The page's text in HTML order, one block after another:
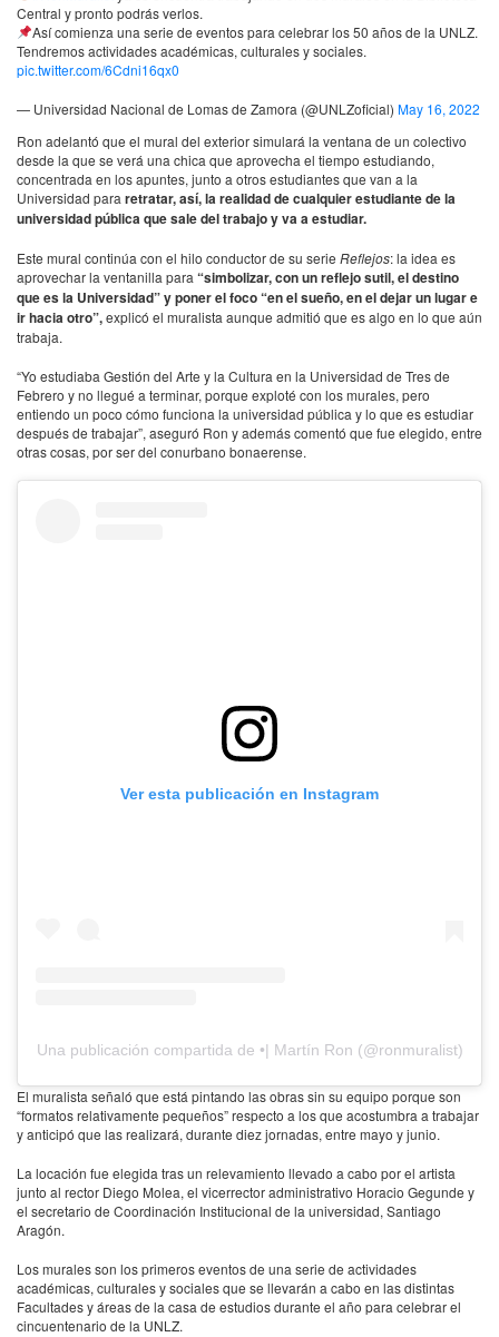
Central y pronto podrás verlos.
Así comienza una serie de eventos para celebrar los 50 años de la UNLZ.
Tendremos actividades académicas, culturales y sociales.
pic.twitter.com/6Cdni16qx0
— Universidad Nacional de Lomas de Zamora (@UNLZoficial) May 16, 2022
Ron adelantó que el mural del exterior simulará la ventana de un colectivo
desde la que se verá una chica que aprovecha el tiempo estudiando,
concentrada en los apuntes, junto a otros estudiantes que van a la
Universidad para retratar, así, la realidad de cualquier estudiante de la
universidad pública que sale del trabajo y va a estudiar.
Este mural continúa con el hilo conductor de su serie Reflejos: la idea es
aprovechar la ventanilla para “simbolizar, con un reflejo sutil, el destino
que es la Universidad” y poner el foco “en el sueño, en el dejar un lugar e
ir hacia otro”,explicó el muralista aunque admitió que es algo en lo que aún
trabaja.
“Yo estudiaba Gestión del Arte y la Cultura en la Universidad de Tres de
Febrero y no llegué a terminar, porque exploté con los murales, pero
entiendo un poco cómo funciona la universidad pública y lo que es estudiar
después de trabajar”, aseguró Ron y además comentó que fue elegido, entre
otras cosas, por ser del conurbano bonaerense.
Ver esta publicación en Instagram
Una publicación compartida de •| Martín Ron (@ronmuralist)
El muralista señaló que está pintando las obras sin su equipo porque son
“formatos relativamente pequeños” respecto a los que acostumbra a trabajar
y anticipó que las realizará, durante diez jornadas, entre mayo y junio.
La locación fue elegida tras un relevamiento llevado a cabo por el artista
junto al rector Diego Molea, el vicerrector administrativo Horacio Gegunde y
el secretario de Coordinación Institucional de la universidad, Santiago
Aragón.
Los murales son los primeros eventos de una serie de actividades
académicas, culturales y sociales que se llevarán a cabo en las distintas
Facultades y áreas de la casa de estudios durante el año para celebrar el
cincuentenario de la UNLZ.